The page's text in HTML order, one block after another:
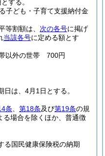
する。
子ども・子育て支援納付金
等割額は、 次の各号に掲げ
当該各号に定める額とす
以外の世帯 700円
は、4月1日とする。
条 第18条及び第19条の規
る場合を除くほか、普通徴
る国民健康保険税の納期